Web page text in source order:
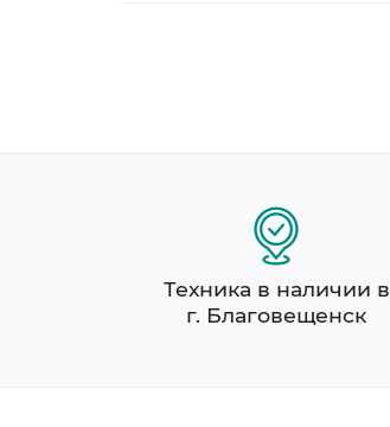
Техника в наличии в
г. Благовещенск